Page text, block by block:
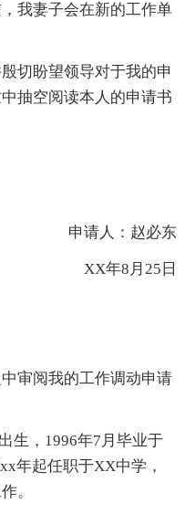
我妻子会在新的工作单
切盼望领导对于我的申
抽空阅读本人的申请书
申请人：赵必东
XX年8月25日
审阅我的工作调动申请
生，1996年7月毕业于
年起任职于XX中学，
。